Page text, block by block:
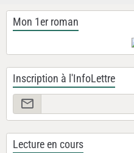
Mon 1er roman
Inscription à l'InfoLettre
Lecture en cours